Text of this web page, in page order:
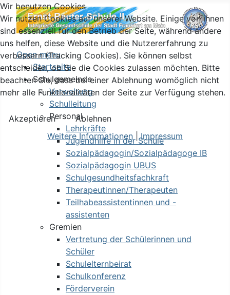
Open menu
Startseite
Schulgemeinde
Verwaltung
Schulleitung
Personal
Lehrkräfte
Jugendhilfe in der Schule
Sozialpädagogin/Sozialpädagoge IB
Sozialpädagogin UBUS
Schulgesundheitsfachkraft
Therapeutinnen/Therapeuten
Teilhabeassistentinnen und -
assistenten
Gremien
Vertretung der Schülerinnen und
Schüler
Schulelternbeirat
Schulkonferenz
Förderverein
Wir benutzen Cookies
Wir nutzen Cookies auf unserer Website. Einige von ihnen
sind essenziell für den Betrieb der Seite, während andere
uns helfen, diese Website und die Nutzererfahrung zu
verbessern (Tracking Cookies). Sie können selbst
entscheiden, ob Sie die Cookies zulassen möchten. Bitte
beachten Sie, dass bei einer Ablehnung womöglich nicht
mehr alle Funktionalitäten der Seite zur Verfügung stehen.
Akzeptieren
Ablehnen
Weitere Informationen |Impressum